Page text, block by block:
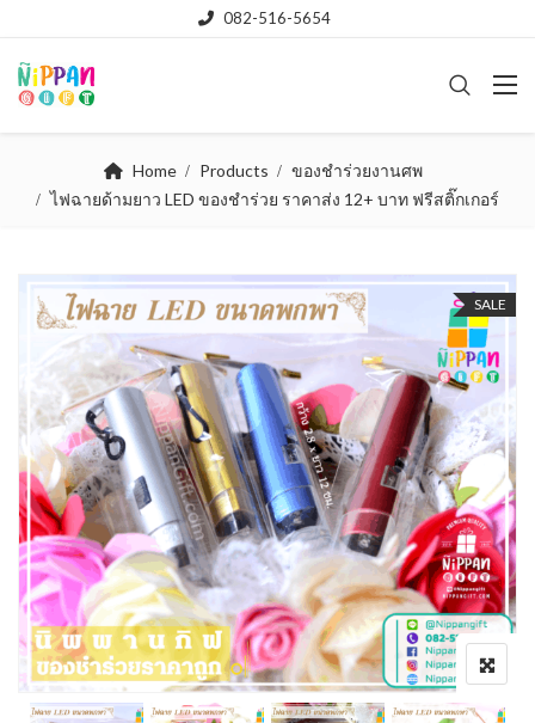
082-516-5654
Home Products
ของชำร่วยงานศพ
ไฟฉายด้ามยาว LED ของชำร่วย ราคาส่ง 12+ บาท ฟรีสติ๊กเกอร์
SALE